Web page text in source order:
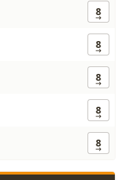
8
8
8
8
8